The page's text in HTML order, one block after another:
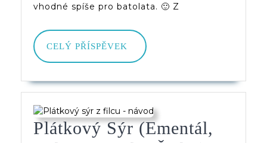
vhodné spíše pro batolata. 🙂 Z
CELÝ PŘÍSPĚVEK
CELÝ
PŘÍSPĚVEK
Plátkový Sýr (ementál,